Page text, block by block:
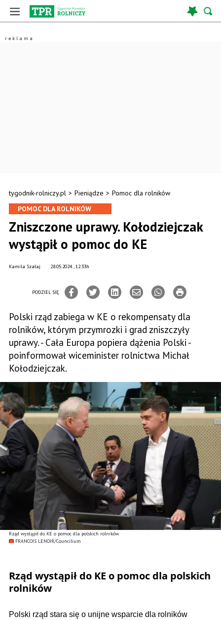
tygodnik-rolniczy.pl > Pieniądze > Pomoc dla rolników
Rząd wystąpił do KE o pomoc dla polskich rolników
FRANCOIS LENOIR/Councilium
POMOC DLA ROLNIKÓW
Zniszczone uprawy. Kołodziejczak
wystąpił o pomoc do KE
28.05.2024., 12:33h
Kamila Szałaj
PODZIEL SIĘ
Polski rząd zabiega w KE o rekompensaty dla
rolników, którym przymrozki i grad zniszczyły
uprawy. - Cała Europa popiera dążenia Polski -
poinformował wiceminister rolnictwa Michał
Kołodziejczak.
Rząd wystąpił do KE o pomoc dla polskich
rolników
Polski rząd stara się o unijne wsparcie dla rolników